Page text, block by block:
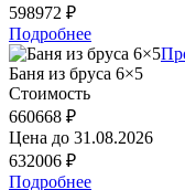
598972 ₽
Подробнее
Баня из бруса 6×5
Стоимость
660668 ₽
Цена до 31.08.2026
632006 ₽
Подробнее